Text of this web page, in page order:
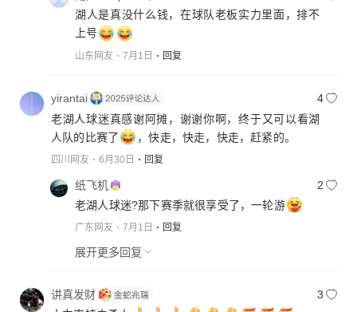
湖人是真没什么钱，在球队老板实力里面，排不
上号
山东网友 7月1日 回复
yirantai
4
老湖人球迷真感谢阿摊，谢谢你啊，终于又可以看湖
人队的比赛了
，快走，快走，快走，赶紧的。
四川网友 6月30日 回复
纸飞机
2
老湖人球迷?那下赛季就很享受了，一轮游
广东网友 7月1日 回复
展开更多回复
讲真发财
3